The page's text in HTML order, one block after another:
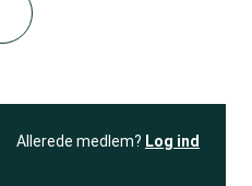
Allerede medlem? Log ind